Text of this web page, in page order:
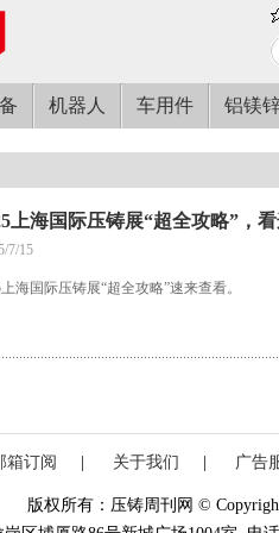
机器人 车用件 铝镁
上海国际压铸展“超全攻略”，
7/15
海国际压铸展“超全攻略”速来查看。
箱订阅 关于我们 广告
版权所有：压铸周刊网 ©